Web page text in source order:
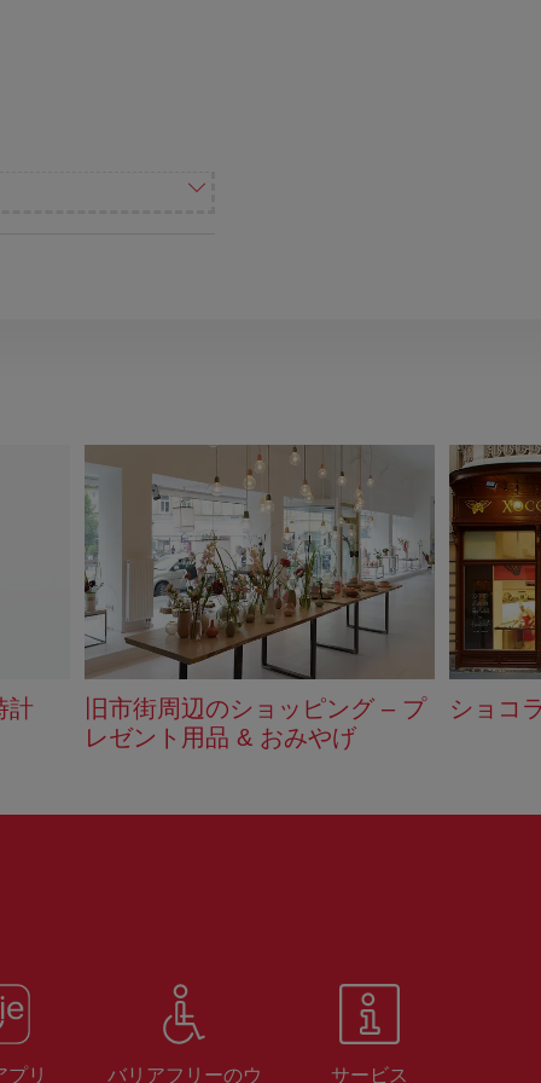
計
旧市街周辺のショッピング – プ
レゼント用品 & おみやげ
ショコ
プリ バリアフリーのウ サービス